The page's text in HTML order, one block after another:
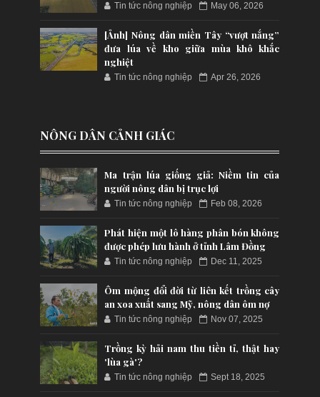
Tin tức nông nghiệp May 06, 2026
[Ảnh] Nông dân miền Tây “vượt nắng”
đưa lúa về kho giữa mùa khô khắc
nghiệt
Tin tức nông nghiệp Apr 26, 2026
NÔNG DÂN CẢNH GIÁC
Ma trận lúa giống giả: Niềm tin của
người nông dân bị trục lợi
Tin tức nông nghiệp Feb 08, 2026
Phát hiện một lô hàng phân bón không
được phép lưu hành ở tỉnh Lâm Đồng
Tin tức nông nghiệp Dec 11, 2025
Ôm mộng đổi đời từ liên kết trồng cây
an xoa xuất sang Mỹ, nông dân ôm nợ
Tin tức nông nghiệp Nov 07, 2025
Trồng kỳ hải nam thu tiền tỉ, thật hay
'lùa gà'?
Tin tức nông nghiệp Sept 18, 2025